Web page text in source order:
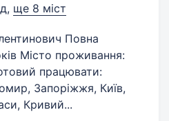
, ще 8 міст
Повна
Місто проживання:
працювати:
Запоріжжя, Київ,
Кривий...